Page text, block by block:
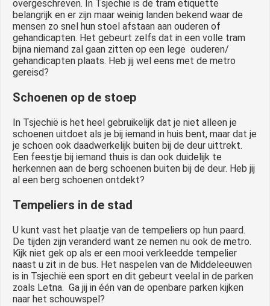
overgeschreven. In Tsjechië is de tram etiquette
belangrijk en er zijn maar weinig landen bekend waar de
mensen zo snel hun stoel afstaan aan ouderen of
gehandicapten. Het gebeurt zelfs dat in een volle tram
bijna niemand zal gaan zitten op een lege ouderen/
gehandicapten plaats. Heb jij wel eens met de metro
gereisd?
Schoenen op de stoep
In Tsjechië is het heel gebruikelijk dat je niet alleen je
schoenen uitdoet als je bij iemand in huis bent, maar dat je
je schoen ook daadwerkelijk buiten bij de deur uittrekt.
Een feestje bij iemand thuis is dan ook duidelijk te
herkennen aan de berg schoenen buiten bij de deur. Heb jij
al een berg schoenen ontdekt?
Tempeliers in de stad
U kunt vast het plaatje van de tempeliers op hun paard.
De tijden zijn veranderd want ze nemen nu ook de metro.
Kijk niet gek op als er een mooi verkleedde tempelier
naast u zit in de bus. Het naspelen van de Middeleeuwen
is in Tsjechië een sport en dit gebeurt veelal in de parken
zoals Letna. Ga jij in één van de openbare parken kijken
naar het schouwspel?